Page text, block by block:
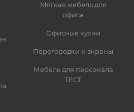
Мягкая мебель для
офиса
Офисные кухни
Перегородки и экраны
Мебель для персонала
ТЕСТ